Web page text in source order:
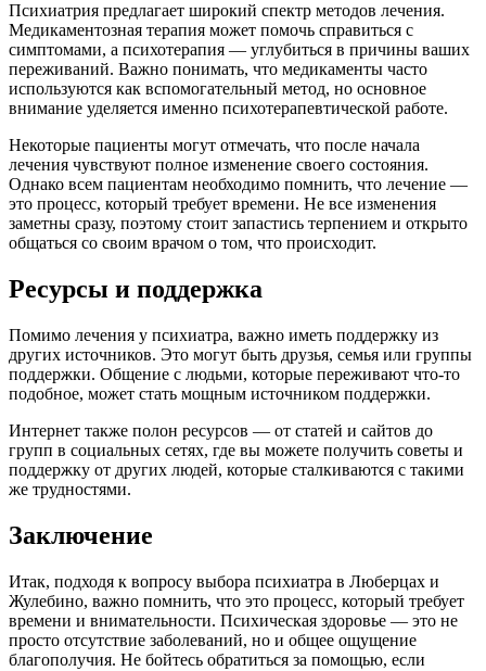
Психиатрия предлагает широкий спектр методов лечения.
Медикаментозная терапия может помочь справиться с
симптомами, а психотерапия — углубиться в причины ваших
переживаний. Важно понимать, что медикаменты часто
используются как вспомогательный метод, но основное
внимание уделяется именно психотерапевтической работе.
Некоторые пациенты могут отмечать, что после начала
лечения чувствуют полное изменение своего состояния.
Однако всем пациентам необходимо помнить, что лечение —
это процесс, который требует времени. Не все изменения
заметны сразу, поэтому стоит запастись терпением и открыто
общаться со своим врачом о том, что происходит.
Ресурсы и поддержка
Помимо лечения у психиатра, важно иметь поддержку из
других источников. Это могут быть друзья, семья или группы
поддержки. Общение с людьми, которые переживают что-то
подобное, может стать мощным источником поддержки.
Интернет также полон ресурсов — от статей и сайтов до
групп в социальных сетях, где вы можете получить советы и
поддержку от других людей, которые сталкиваются с такими
же трудностями.
Заключение
Итак, подходя к вопросу выбора психиатра в Люберцах и
Жулебино, важно помнить, что это процесс, который требует
времени и внимательности. Психическая здоровье — это не
просто отсутствие заболеваний, но и общее ощущение
благополучия. Не бойтесь обратиться за помощью, если